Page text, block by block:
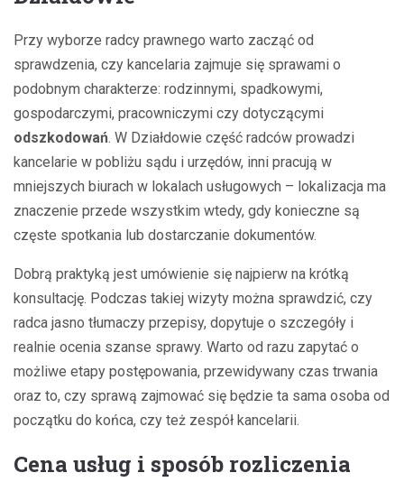
Przy wyborze radcy prawnego warto zacząć od
sprawdzenia, czy kancelaria zajmuje się sprawami o
podobnym charakterze: rodzinnymi, spadkowymi,
gospodarczymi, pracowniczymi czy dotyczącymi
odszkodowań. W Działdowie część radców prowadzi
kancelarie w pobliżu sądu i urzędów, inni pracują w
mniejszych biurach w lokalach usługowych – lokalizacja ma
znaczenie przede wszystkim wtedy, gdy konieczne są
częste spotkania lub dostarczanie dokumentów.
Dobrą praktyką jest umówienie się najpierw na krótką
konsultację. Podczas takiej wizyty można sprawdzić, czy
radca jasno tłumaczy przepisy, dopytuje o szczegóły i
realnie ocenia szanse sprawy. Warto od razu zapytać o
możliwe etapy postępowania, przewidywany czas trwania
oraz to, czy sprawą zajmować się będzie ta sama osoba od
początku do końca, czy też zespół kancelarii.
Cena usług i sposób rozliczenia